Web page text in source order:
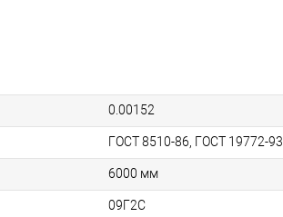
0.00152
ГОСТ 8510-86, ГОСТ 19772-93
6000 мм
09Г2С